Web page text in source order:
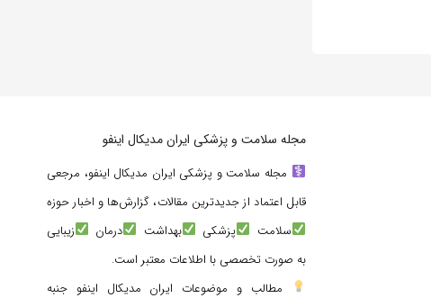
مجله سلامت و پزشکی ایران مدیکال اینفو
مجله سلامت و پزشکی ایران مدیکال اینفو، مرجعی
قابل اعتماد از جدیدترین مقالات، گزارش‌ها و اخبار حوزه
سلامت
پزشکی بهداشت درمان
زیبایی
به صورت تخصصی با اطلاعات معتبر است.
مطالب و موضوعات ایران مدیکال اینفو جنبه